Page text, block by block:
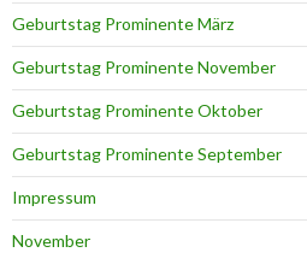
Geburtstag Prominente März
Geburtstag Prominente November
Geburtstag Prominente Oktober
Geburtstag Prominente September
Impressum
November